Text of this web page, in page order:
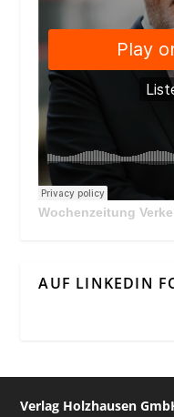
Wochenzeitung
AUF LINKEDIN
Verlag Holzhausen